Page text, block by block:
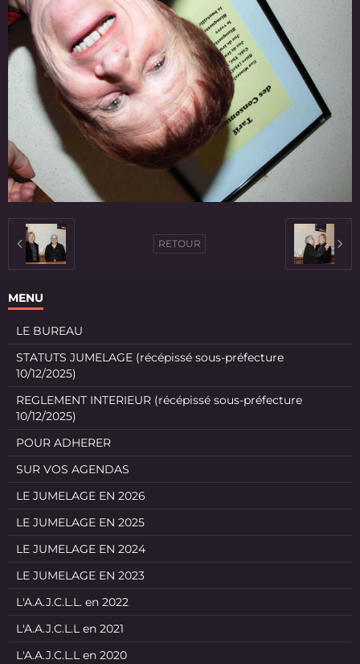
RETOUR
MENU
LE BUREAU
STATUTS JUMELAGE (récépissé sous-préfecture
10/12/2025)
REGLEMENT INTERIEUR (récépissé sous-préfecture
10/12/2025)
POUR ADHERER
SUR VOS AGENDAS
LE JUMELAGE EN 2026
LE JUMELAGE EN 2025
LE JUMELAGE EN 2024
LE JUMELAGE EN 2023
L'A.A.J.C.L.L. en 2022
L'A.A.J.C.L.L en 2021
L'A.A.J.C.L.L en 2020